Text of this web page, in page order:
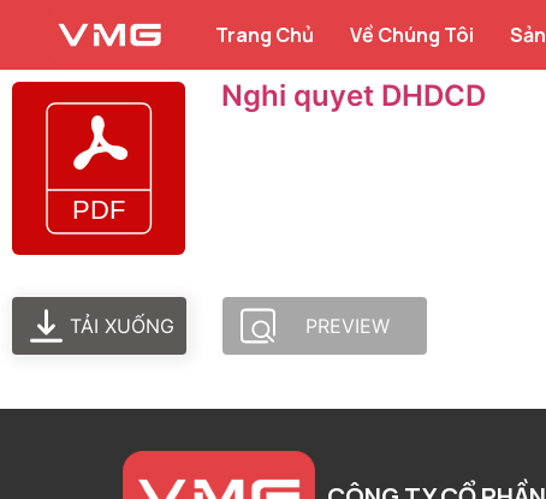
Trang Chủ Về Chúng Tôi
Nghi quyet DHDCD
TẢI XUỐNG PREVIEW